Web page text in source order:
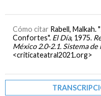
Cómo citar Rabell, Malkah. "
Confortes". El Día, 1975.
México 2.0-2.1. Sistema
<criticateatral2021.org>